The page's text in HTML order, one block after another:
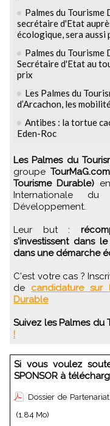
Palmes du Tourisme
secrétaire d'Etat
écologique, sera aussi
Palmes du Tourisme
Secrétaire d'Etat au
prix
Les Palmes du
d’Arcachon, les
Antibes : la tortue
Eden-Roc
Les Palmes du
groupe
Tourisme Durable)
Internationale
Développement.
Leur but :
s'investissent dans
dans une démarche
C'est votre cas ?
de candidature sur
Durable
Suivez les Palmes du
!
Si vous voulez soutenir l'événement, voici le Dossier
SPONSOR à
Dossier de
(1.84 Mo)